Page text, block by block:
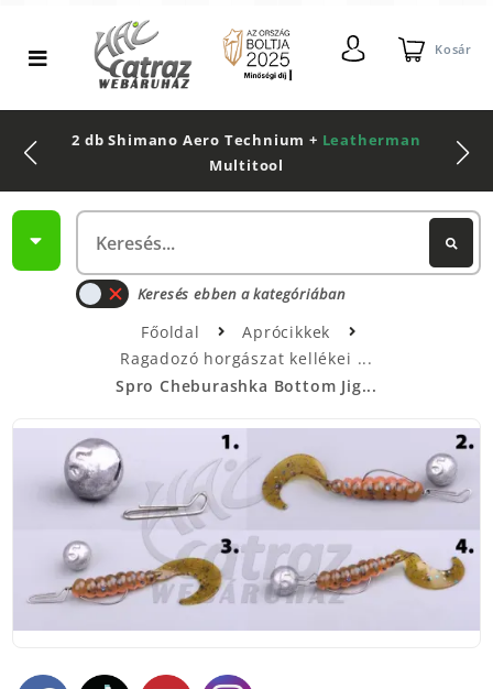
Kosár
2 db Shimano Aero Technium + Leatherman
Multitool
Keresés ebben a kategóriában
Főoldal
Aprócikkek
Ragadozó horgászat kellékei
Spro Cheburashka Bottom Jig...